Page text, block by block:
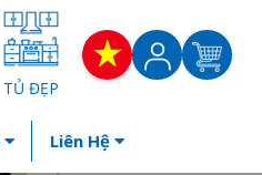
TỦ ĐẸP
Liên Hệ